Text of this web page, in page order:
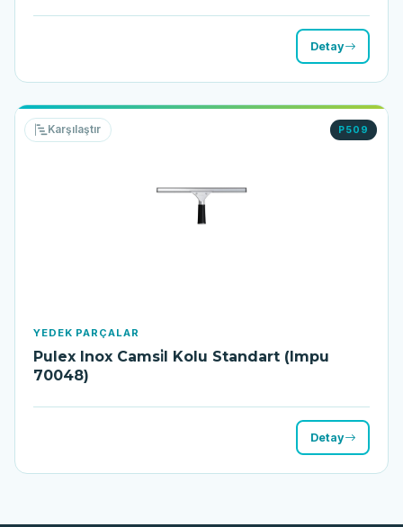
Detay
P509
Karşılaştır
YEDEK PARÇALAR
Pulex Inox Camsi̇l Kolu Standart (Impu
70048)
Detay